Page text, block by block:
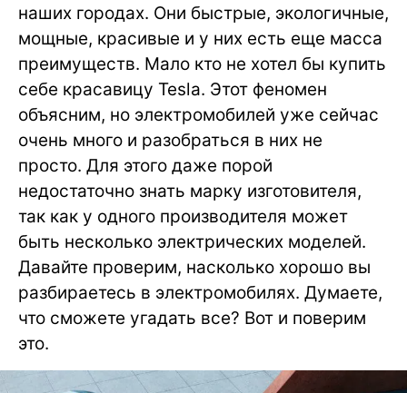
наших городах. Они быстрые, экологичные,
мощные, красивые и у них есть еще масса
преимуществ. Мало кто не хотел бы купить
себе красавицу Tesla. Этот феномен
объясним, но электромобилей уже сейчас
очень много и разобраться в них не
просто. Для этого даже порой
недостаточно знать марку изготовителя,
так как у одного производителя может
быть несколько электрических моделей.
Давайте проверим, насколько хорошо вы
разбираетесь в электромобилях. Думаете,
что сможете угадать все? Вот и поверим
это.